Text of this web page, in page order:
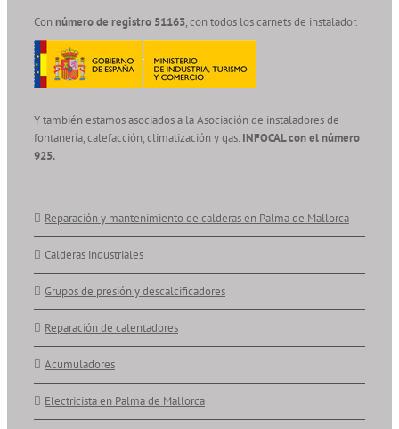
Con número de registro 51163, con todos los carnets de instalador.
Y también estamos asociados a la Asociación de instaladores de
fontanería, calefacción, climatización y gas. INFOCAL con el número
925.
Reparación y mantenimiento de calderas en Palma de Mallorca
Calderas industriales
Grupos de presión y descalcificadores
Reparación de calentadores
Acumuladores
Electricista en Palma de Mallorca